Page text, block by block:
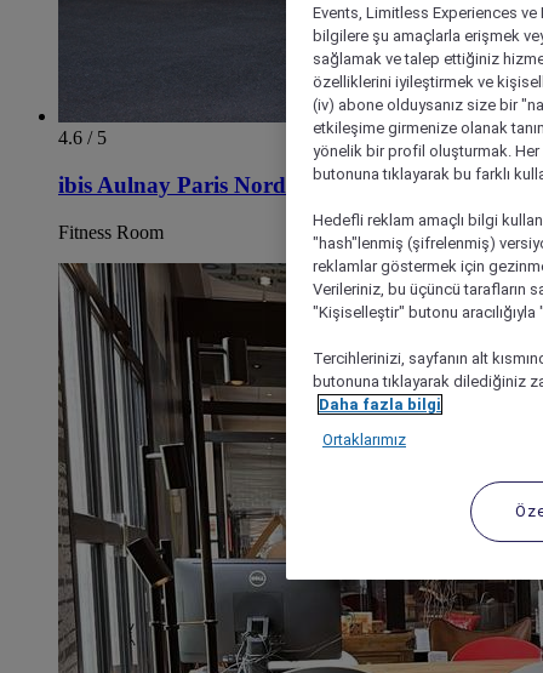
4.6 / 5
ibis Aulnay Paris Nord Expo
Fitness Room
Events, Limitless Experiences
bilgilere şu amaçlarla erişmek
sağlamak ve talep ettiğiniz
özelliklerini iyileştirmek ve
(iv) abone olduysanız size bir
etkileşime girmenize olanak
yönelik bir profil oluşturmak.
butonuna tıklayarak bu farklı
Hedefli reklam amaçlı bilgi
"hash"lenmiş (şifrelenmiş)
reklamlar göstermek için
Verileriniz, bu üçüncü tarafların
"Kişiselleştir" butonu
Tercihlerinizi, sayfanın alt
butonuna tıklayarak dilediğiniz
Daha fazla bilgi
Ortaklarımız